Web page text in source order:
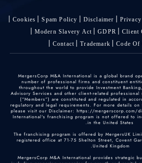
Disclaimer
Spam Policy
Cookies
Client
GDPR
Modern Slavery Act
Code Of
Trademark
Contact
© 2025 MergersCorp M&A International is a global brand
number of professional firms and constituent
throughout the world to provide Investment
Advisory Services and other client-related professional
(“Members”) are constituted and regulated in
regulatory and legal requirements. For more details
please visit our Disclaimer: https://mergerscorp.com/
International's franchising program is not offered to
in the United States.
The franchising program is offered by MergersUK
registered office at 71-75 Shelton Street, Covent
United Kingdom.
MergersCorp M&A International provides strategic